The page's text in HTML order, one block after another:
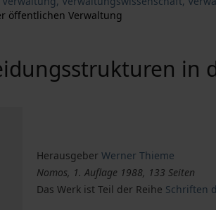
öffentlichen Verwaltung
in
Herausgeber Werner Thieme
Nomos, 1. Auflage 1988, 133 Seiten
Das Werk ist Teil der Reihe Schriften